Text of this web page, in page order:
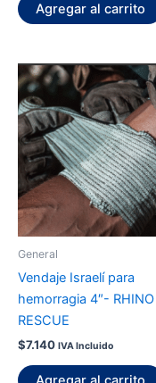
Agregar al carrito
General
Vendaje Israelí para
hemorragia 4″- RHINO
RESCUE
$7.140 IVA Incluido